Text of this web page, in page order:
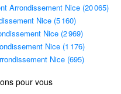
Arrondissement Nice (20 065)
Nice (5 160)
Nice (2 969)
Nice (1 176)
Nice (695)
pour vous